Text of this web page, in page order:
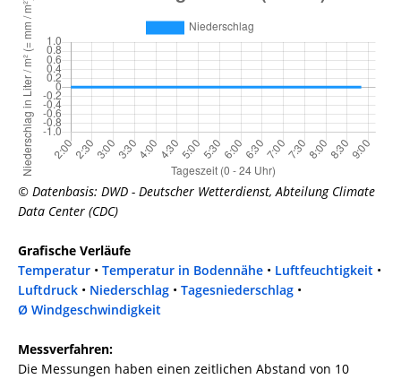
© Datenbasis: DWD - Deutscher Wetterdienst, Abteilung Climate
Data Center (CDC)
Grafische Verläufe
Temperatur • Temperatur in Bodennähe • Luftfeuchtigkeit •
Luftdruck • Niederschlag • Tagesniederschlag •
Ø Windgeschwindigkeit
Messverfahren:
Die Messungen haben einen zeitlichen Abstand von 10